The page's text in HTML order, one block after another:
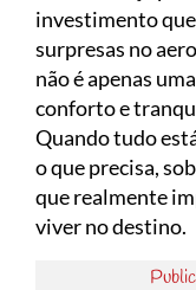
investimento
surpresas no
não é apenas
conforto e
Quando tudo
o que precisa,
que realmente
viver no destino.